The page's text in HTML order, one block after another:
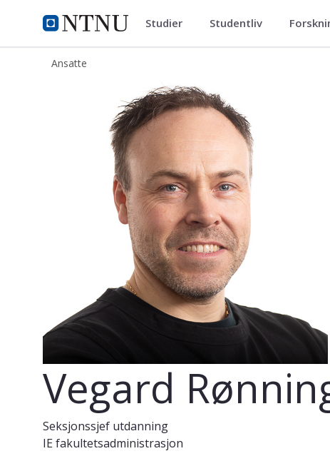
NTNU Hjemmeside
ntnu.no Studier Studentliv
Ansatte
Vegard
Seksjonssjef utdanning
IE fakultetsadministrasjon